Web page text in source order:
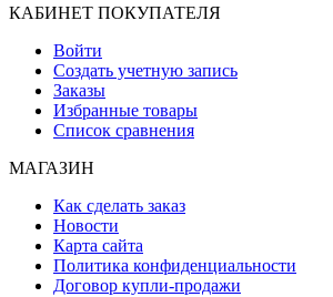
КАБИНЕТ ПОКУПАТЕЛЯ
Войти
Создать учетную запись
Заказы
Избранные товары
Список сравнения
МАГАЗИН
Как сделать заказ
Новости
Карта сайта
Политика конфиденциальности
Договор купли-продажи